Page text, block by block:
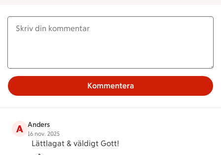
Kommentera
A Anders
16 nov. 2025
Lättlagat & väldigt Gott!